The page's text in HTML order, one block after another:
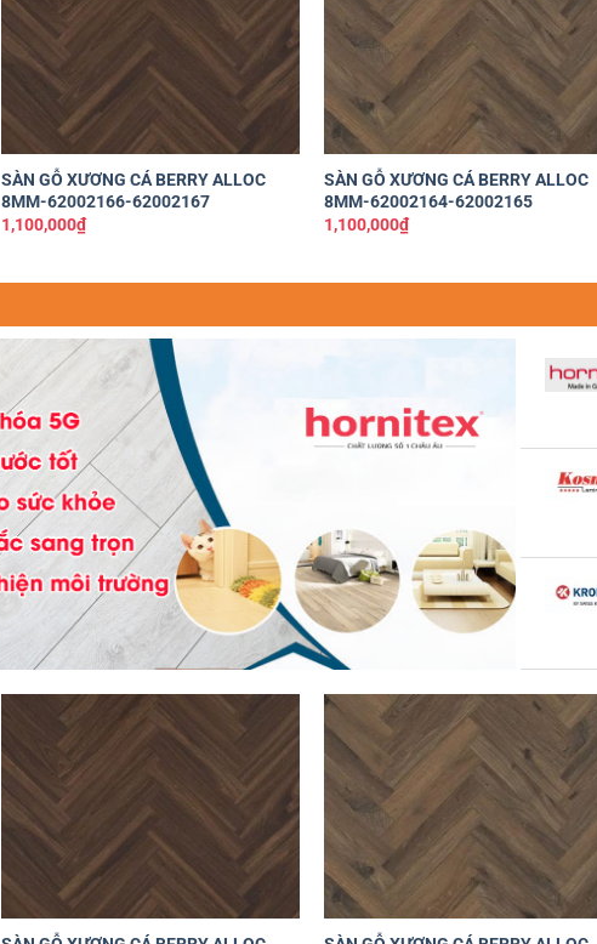
Yêu
thích
SÀN GỖ XƯƠNG CÁ BERRY ALLOC
8MM-62002166-62002167
1,100,000₫
Yêu
thích
+
SÀN GỖ XƯƠNG CÁ BERRY ALLOC
8MM-62002164-62002165
1,100,000₫
Yêu
thích
Yêu
thích
+